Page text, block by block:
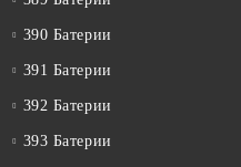
390 Батерии
391 Батерии
392 Батерии
393 Батерии